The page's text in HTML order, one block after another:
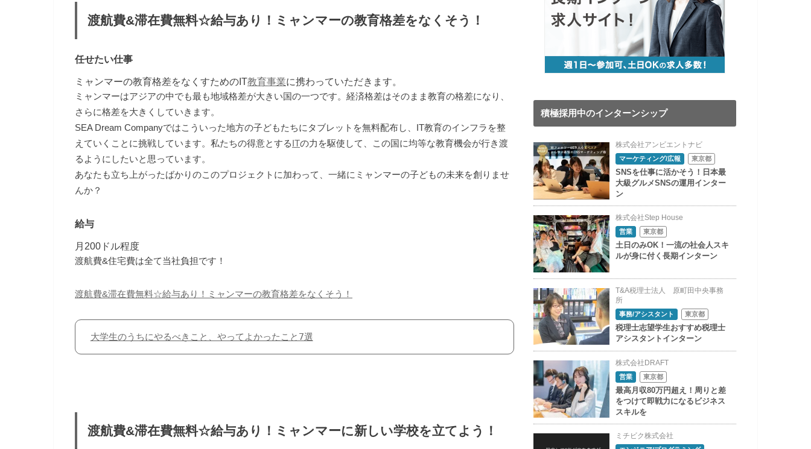
渡航費&滞在費無料☆給与あり！ミャンマーの教育格差をなくそう！
任せたい仕事
ミャンマーの教育格差をなくすためのIT教育事業に携わっていただきます。
ミャンマーはアジアの中でも最も地域格差が大きい国の一つです。経済格差はそのまま教育の格差になり、
さらに格差を大きくしていきます。
SEA Dream Companyではこういった地方の子どもたちにタブレットを無料配布し、IT教育のインフラを整
えていくことに挑戦しています。私たちの得意とする ITの力を駆使して、この国に均等な教育機会が行き渡
るようにしたいと思っています。
あなたも立ち上がったばかりのこのプロジェクトに加わって、一緒にミャンマーの子どもの未来を創りませ
んか？
給与
月200ドル程度
渡航費&住宅費は全て当社負担です！
渡航費&滞在費無料☆給与あり！ミャンマーの教育格差をなくそう！
大学生のうちにやるべきこと、やってよかったこと7選
渡航費&滞在費無料☆給与あり！ミャンマーに新しい学校を立てよう！
積極採用中のインターンシップ
株式会社アンビエントナビ
マーケティング/広報 東京都
SNSを仕事に活かそう！日本最
大級グルメSNSの運用インター
ン
株式会社Step House
営業 東京都
土日のみOK！一流の社会人スキ
ルが身に付く長期インターン
T&A税理士法人 原町田中央事務
所
事務/アシスタント 東京都
税理士志望学生おすすめ税理士
アシスタントインターン
株式会社DRAFT
営業 東京都
最高月収80万円超え！周りと差
をつけて即戦力になるビジネス
スキルを
ミチビク株式会社